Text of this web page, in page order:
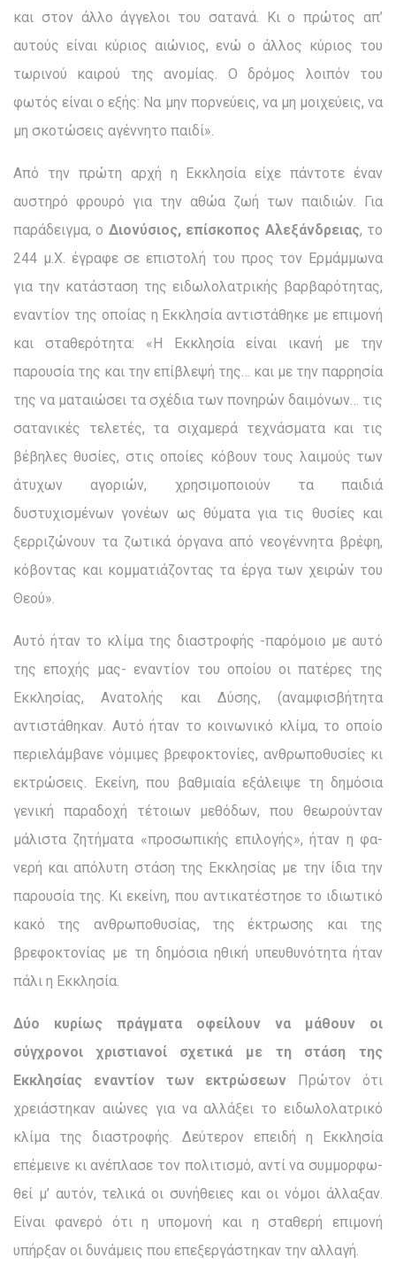
και στον άλλο άγγελοι του σατανά. Κι ο πρώτος απ’
αυτούς είναι κύριος αιώνιος, ενώ ο άλλος κύριος του
τωρινού καιρού της ανομίας. Ο δρόμος λοιπόν του
φωτός είναι ο εξής: Να μην πορνεύεις, να μη μοιχεύεις, να
μη σκοτώ­σεις αγέννητο παιδί».
Από την πρώτη αρχή η Εκκλησία είχε πάντοτε έναν
αυστηρό φρουρό για την αθώα ζωή των παιδιών. Για
παράδειγμα, ο Διο­νύσιος, επίσκοπος Αλεξάνδρειας, το
244 μ.Χ. έγραφε σε επιστολή του προς τον Ερμάμμωνα
για την κατάσταση της ειδωλολατρικής βαρβαρότητας,
εναντίον της οποίας η Εκκλησία αντιστάθηκε με επιμονή
και σταθερότητα: «Η Εκκλησία είναι ικανή με την
παρουσία της και την επίβλεψή της… και με την παρρησία
της να ματαιώσει τα σχέδια των πονηρών δαιμόνων… τις
σατανι­κές τελετές, τα σιχαμερά τεχνάσματα και τις
βέβηλες θυσίες, στις οποίες κόβουν τους λαιμούς των
άτυχων αγοριών, χρησιμοποι­ούν τα παιδιά
δυστυχισμένων γονέων ως θύματα για τις θυσίες και
ξερριζώνουν τα ζωτικά όργανα από νεογέννητα βρέφη,
κό­βοντας και κομματιάζοντας τα έργα των χειρών του
Θεού».
Αυτό ήταν το κλίμα της διαστροφής -παρόμοιο με αυτό
της εποχής μας- εναντίον του οποίου οι πατέρες της
Εκκλησίας, Ανατολής και Δύσης, (αναμφισβήτητα
αντιστάθηκαν. Αυτό ήταν το κοινωνικό κλίμα, το οποίο
περιελάμβανε νόμιμες βρεφοκτο­νίες, ανθρωποθυσίες κι
εκτρώσεις. Εκείνη, που βαθμιαία εξάλειψε τη δημόσια
γενική παραδοχή τέτοιων μεθόδων, που θεω­ρούνταν
μάλιστα ζητήματα «προσωπικής επιλογής», ήταν η φα­
νερή και απόλυτη στάση της Εκκλησίας με την ίδια την
παρου­σία της. Κι εκείνη, που αντικατέστησε το ιδιωτικό
κακό της ανθρωποθυσίας, της έκτρωσης και της
βρεφοκτονίας με τη δημό­σια ηθική υπευθυνότητα ήταν
πάλι η Εκκλησία.
Δύο κυρίως πράγματα οφείλουν να μάθουν οι
σύγχρονοι χριστιανοί σχετικά με τη στάση της
Εκκλησίας εναντίον των εκτρώσεων Πρώτον ότι
χρειάστηκαν αιώνες για να αλλάξει το ειδωλολατρικό
κλίμα της διαστροφής. Δεύτερον επειδή η Εκ­κλησία
επέμεινε κι ανέπλασε τον πολιτισμό, αντί να συμμορφω­
θεί μ’ αυτόν, τελικά οι συνήθειες και οι νόμοι άλλαξαν.
Είναι φανερό ότι η υπομονή και η σταθερή επιμονή
υπήρξαν οι δυνά­μεις που επεξεργάστηκαν την αλλαγή.